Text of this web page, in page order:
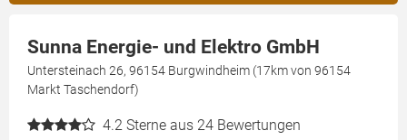
Sunna Energie- und Elektro GmbH
Untersteinach 26, 96154 Burgwindheim (17km von 96154
Markt Taschendorf)
4.2 Sterne aus 24 Bewertungen